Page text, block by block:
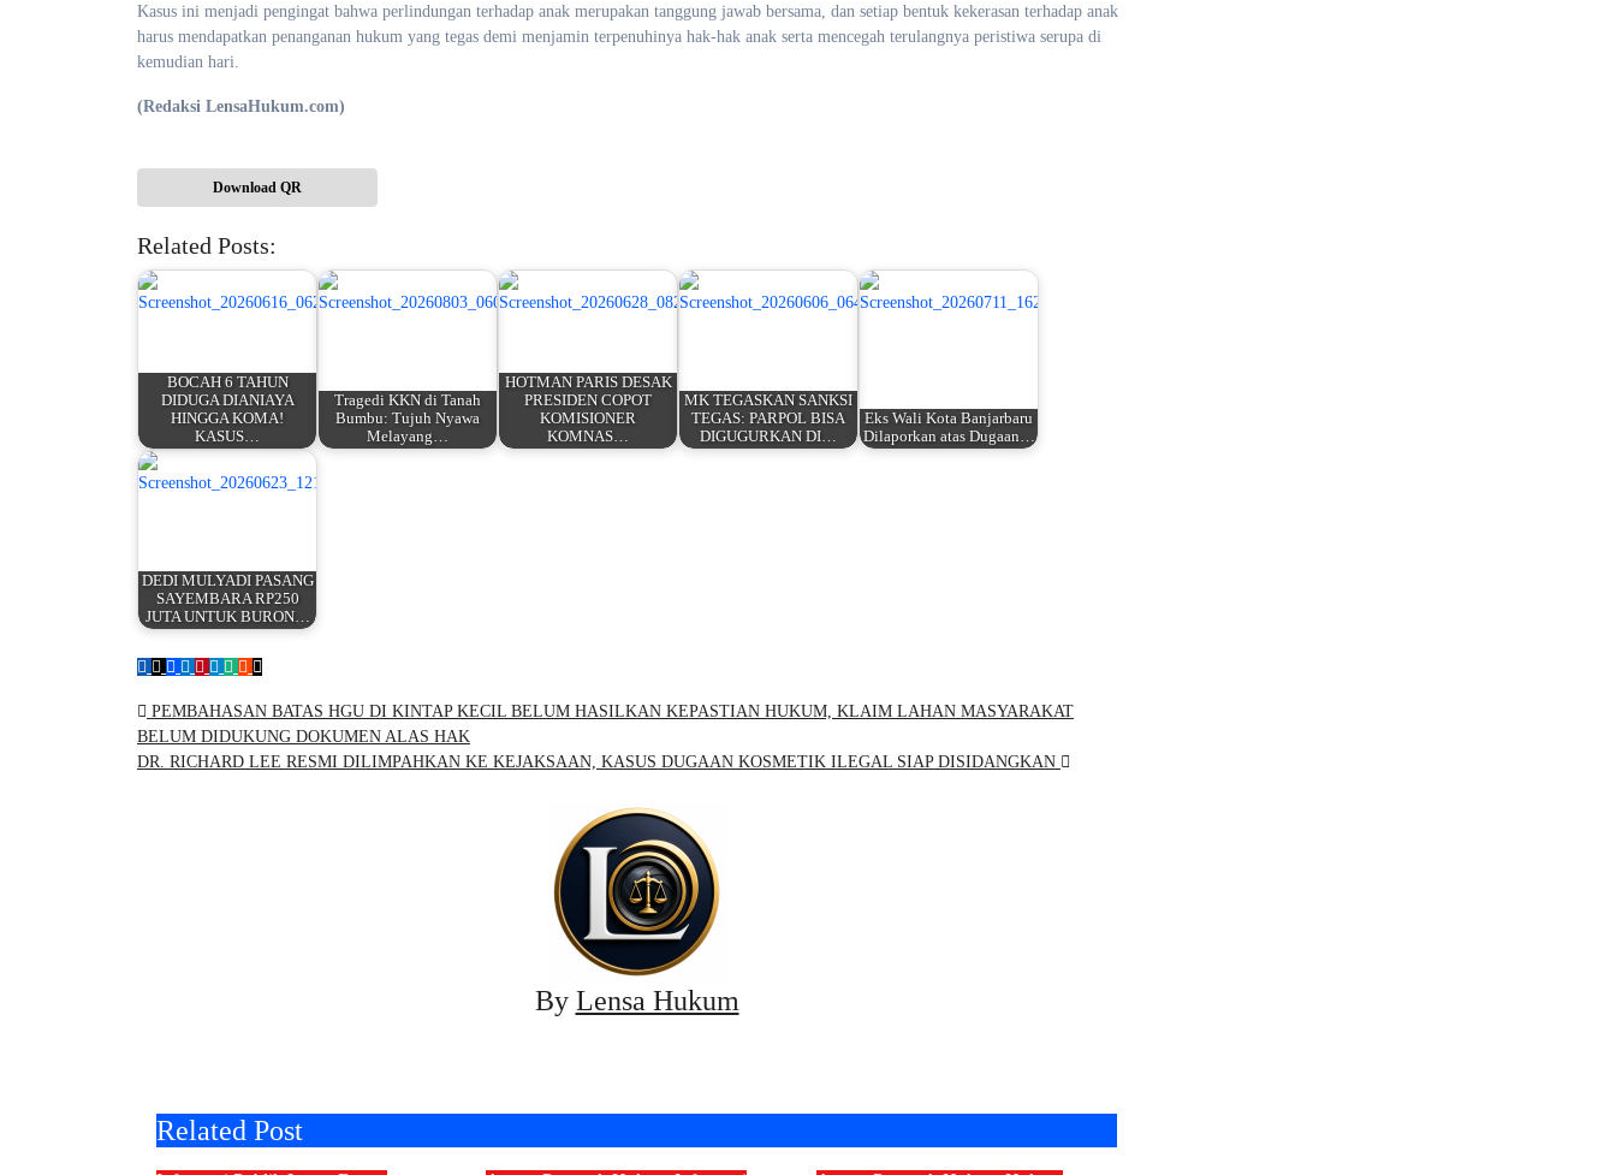
Kasus ini menjadi pengingat bahwa perlindungan terhadap anak merupakan tanggung jawab bersama, dan setiap bentuk kekerasan terhadap anak
harus mendapatkan penanganan hukum yang tegas demi menjamin terpenuhinya hak-hak anak serta mencegah terulangnya peristiwa serupa di
kemudian hari.
(Redaksi LensaHukum.com)
Download QR
Related Posts:
BOCAH 6 TAHUN
DIDUGA DIANIAYA
HINGGA KOMA!
KASUS…
Tragedi KKN di Tanah
Bumbu: Tujuh Nyawa
Melayang…
HOTMAN PARIS DESAK
PRESIDEN COPOT
KOMISIONER
KOMNAS…
MK TEGASKAN SANKSI
TEGAS: PARPOL BISA
DIGUGURKAN DI…
Eks Wali Kota Banjarbaru
Dilaporkan atas Dugaan…
DEDI MULYADI PASANG
SAYEMBARA RP250
JUTA UNTUK BURON…
Navigasi
pos
PEMBAHASAN BATAS HGU DI KINTAP KECIL BELUM HASILKAN KEPASTIAN HUKUM, KLAIM LAHAN MASYARAKAT
BELUM DIDUKUNG DOKUMEN ALAS HAK
DR. RICHARD LEE RESMI DILIMPAHKAN KE KEJAKSAAN, KASUS DUGAAN KOSMETIK ILEGAL SIAP DISIDANGKAN
By Lensa Hukum
Related Post